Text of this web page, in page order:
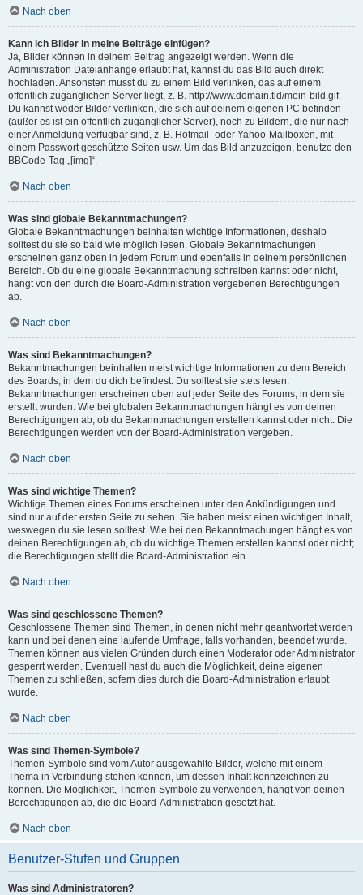
Nach oben
Kann ich Bilder in meine Beiträge einfügen?
Ja, Bilder können in deinem Beitrag angezeigt werden. Wenn die
Administration Dateianhänge erlaubt hat, kannst du das Bild auch direkt
hochladen. Ansonsten musst du zu einem Bild verlinken, das auf einem
öffentlich zugänglichen Server liegt, z. B. http://www.domain.tld/mein-bild.gif.
Du kannst weder Bilder verlinken, die sich auf deinem eigenen PC befinden
(außer es ist ein öffentlich zugänglicher Server), noch zu Bildern, die nur nach
einer Anmeldung verfügbar sind, z. B. Hotmail- oder Yahoo-Mailboxen, mit
einem Passwort geschützte Seiten usw. Um das Bild anzuzeigen, benutze den
BBCode-Tag „[img]“.
Nach oben
Was sind globale Bekanntmachungen?
Globale Bekanntmachungen beinhalten wichtige Informationen, deshalb
solltest du sie so bald wie möglich lesen. Globale Bekanntmachungen
erscheinen ganz oben in jedem Forum und ebenfalls in deinem persönlichen
Bereich. Ob du eine globale Bekanntmachung schreiben kannst oder nicht,
hängt von den durch die Board-Administration vergebenen Berechtigungen
ab.
Nach oben
Was sind Bekanntmachungen?
Bekanntmachungen beinhalten meist wichtige Informationen zu dem Bereich
des Boards, in dem du dich befindest. Du solltest sie stets lesen.
Bekanntmachungen erscheinen oben auf jeder Seite des Forums, in dem sie
erstellt wurden. Wie bei globalen Bekanntmachungen hängt es von deinen
Berechtigungen ab, ob du Bekanntmachungen erstellen kannst oder nicht. Die
Berechtigungen werden von der Board-Administration vergeben.
Nach oben
Was sind wichtige Themen?
Wichtige Themen eines Forums erscheinen unter den Ankündigungen und
sind nur auf der ersten Seite zu sehen. Sie haben meist einen wichtigen Inhalt,
weswegen du sie lesen solltest. Wie bei den Bekanntmachungen hängt es von
deinen Berechtigungen ab, ob du wichtige Themen erstellen kannst oder nicht;
die Berechtigungen stellt die Board-Administration ein.
Nach oben
Was sind geschlossene Themen?
Geschlossene Themen sind Themen, in denen nicht mehr geantwortet werden
kann und bei denen eine laufende Umfrage, falls vorhanden, beendet wurde.
Themen können aus vielen Gründen durch einen Moderator oder Administrator
gesperrt werden. Eventuell hast du auch die Möglichkeit, deine eigenen
Themen zu schließen, sofern dies durch die Board-Administration erlaubt
wurde.
Nach oben
Was sind Themen-Symbole?
Themen-Symbole sind vom Autor ausgewählte Bilder, welche mit einem
Thema in Verbindung stehen können, um dessen Inhalt kennzeichnen zu
können. Die Möglichkeit, Themen-Symbole zu verwenden, hängt von deinen
Berechtigungen ab, die die Board-Administration gesetzt hat.
Nach oben
Benutzer-Stufen und Gruppen
Was sind Administratoren?